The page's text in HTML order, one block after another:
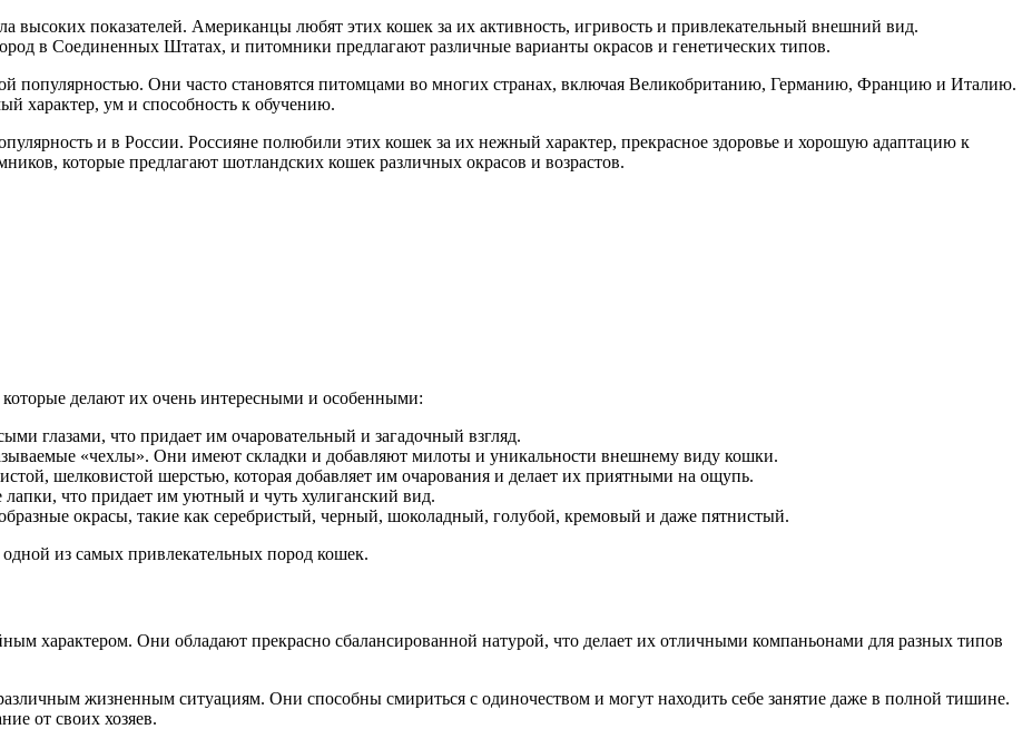
высоких показателей. Американцы любят этих кошек за их активность, игривость и привлекательный внешний вид.
в Соединенных Штатах, и питомники предлагают различные варианты окрасов и генетических типов.
популярностью. Они часто становятся питомцами во многих странах, включая Великобританию, Германию, Францию и Италию.
характер, ум и способность к обучению.
и в России. Россияне полюбили этих кошек за их нежный характер, прекрасное здоровье и хорошую адаптацию к
которые предлагают шотландских кошек различных окрасов и возрастов.
делают их очень интересными и особенными:
глазами, что придает им очаровательный и загадочный взгляд.
«чехлы». Они имеют складки и добавляют милоты и уникальности внешнему виду кошки.
шелковистой шерстью, которая добавляет им очарования и делает их приятными на ощупь.
что придает им уютный и чуть хулиганский вид.
окрасы, такие как серебристый, черный, шоколадный, голубой, кремовый и даже пятнистый.
из самых привлекательных пород кошек.
характером. Они обладают прекрасно сбалансированной натурой, что делает их отличными компаньонами для разных типов
жизненным ситуациям. Они способны смириться с одиночеством и могут находить себе занятие даже в полной тишине.
от своих хозяев.